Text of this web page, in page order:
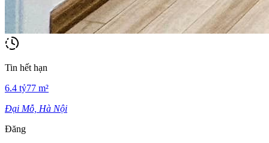
Tin hết hạn
6.4 tỷ77 m²
Đại Mỗ, Hà Nội
Đăng